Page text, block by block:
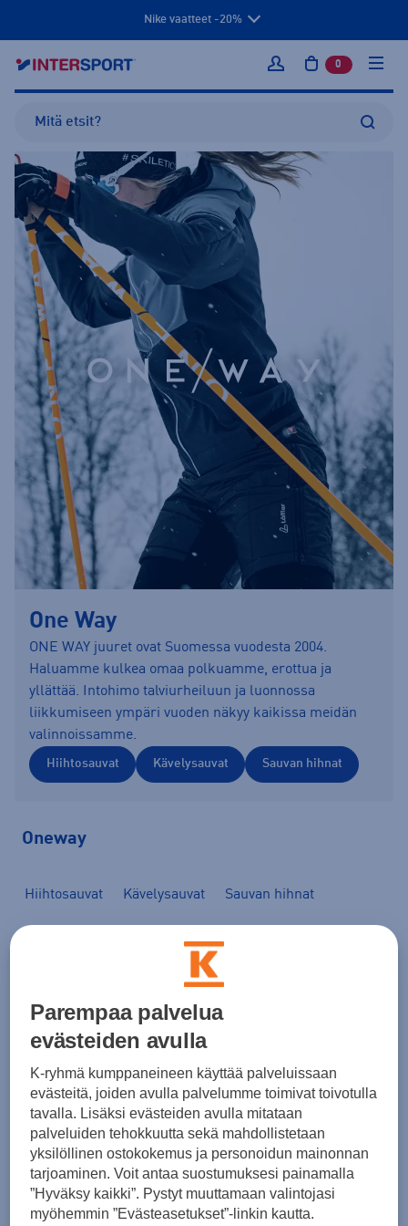
Nike vaatteet -20%
Kirjaudu sisään
0 tuotetta
One Way
ONE WAY juuret ovat Suomessa vuodesta 2004.
Haluamme kulkea omaa polkuamme, erottua ja
yllättää. Intohimo talviurheiluun ja luonnossa
liikkumiseen ympäri vuoden näkyy kaikissa meidän
valinnoissamme.
Hiihtosauvat Kävelysauvat Sauvan hihnat
Oneway
Hiihtosauvat Kävelysauvat Sauvan hihnat
24
One Way
TEAM 5 - kävelysauvat
39,90 €
One Way
Parempaa palvelua
evästeiden avulla
K-ryhmä kumppaneineen käyttää palveluissaan
evästeitä, joiden avulla palvelumme toimivat toivotulla
tavalla. Lisäksi evästeiden avulla mitataan
palveluiden tehokkuutta sekä mahdollistetaan
yksilöllinen ostokokemus ja personoidun mainonnan
tarjoaminen. Voit antaa suostumuksesi painamalla
”Hyväksy kaikki”. Pystyt muuttamaan valintojasi
myöhemmin ”Evästeasetukset”-linkin kautta.